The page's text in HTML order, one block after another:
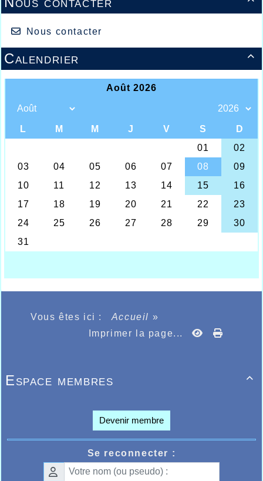
Nous contacter

Calendrier
CROWET
l’occasion de retrouver la traditionnelle
à Ploegsteert où un 8kms et un semi-
marathon étaient proposés aux coureurs
hors stade, épreuve qui toujours très prisée
avait été interrompue par les conditions
4000 participants qui devaient se mettre aux
départs des deux courses, et sur le semi-
marathon, deux protagonistes de l’AHVL,
Valence en Espagne le 4 décembre
prochain, ils s’alignaient avec l’espoir de
faire l’ultime test avant l’échéance suite à
et Thomas Deleu s’octroyait une superbe
seconde place en passant la ligne après
du vainqueur Pierre Denays qui lui aussi
sera de la fête à Valence. Derrière Thomas,
Ahmed Abousitre de 10 ans son aîné,
rassurer pour le 4 décembre.
Que dire de la très belle performance aussi
féminine et 1
master 45 en passant
la ligne d‘arrivée en 1h26.30.
Autre très belle performance du week-end
pour l’AHVL, la victoire aux 10kms de St
Quentin qui voyait Léo Crowet l’emporter en
32.27 plus de 30 secondes devant le
second.
Vous êtes ici : Accueil »
Imprimer la page...

Espace membres
Devenir membre
Se reconnecter :